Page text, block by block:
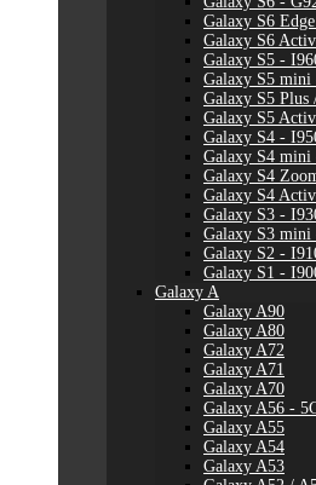
Galaxy S6
Galaxy S6
Galaxy S5 -
Galaxy S5 mini
Galaxy S5 Plus
Galaxy S5
Galaxy S4 -
Galaxy S4 mini
Galaxy S4
Galaxy S4
Galaxy S3 -
Galaxy S3 mini
Galaxy S2 -
Galaxy S1 -
Galaxy A
Galaxy A90
Galaxy A80
Galaxy A72
Galaxy A71
Galaxy A70
Galaxy A56 -
Galaxy A55
Galaxy A54
Galaxy A53